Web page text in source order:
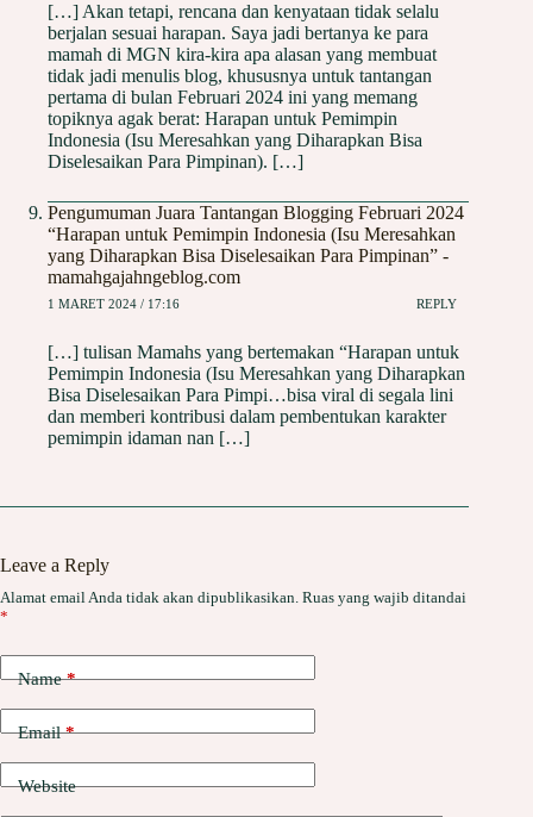
[…] Akan tetapi, rencana dan kenyataan tidak selalu
berjalan sesuai harapan. Saya jadi bertanya ke para
mamah di MGN kira-kira apa alasan yang membuat
tidak jadi menulis blog, khususnya untuk tantangan
pertama di bulan Februari 2024 ini yang memang
topiknya agak berat: Harapan untuk Pemimpin
Indonesia (Isu Meresahkan yang Diharapkan Bisa
Diselesaikan Para Pimpinan). […]
Pengumuman Juara Tantangan Blogging Februari 2024
“Harapan untuk Pemimpin Indonesia (Isu Meresahkan
yang Diharapkan Bisa Diselesaikan Para Pimpinan” -
mamahgajahngeblog.com
1 MARET 2024 / 17:16 REPLY
[…] tulisan Mamahs yang bertemakan “Harapan untuk
Pemimpin Indonesia (Isu Meresahkan yang Diharapkan
Bisa Diselesaikan Para Pimpi…bisa viral di segala lini
dan memberi kontribusi dalam pembentukan karakter
pemimpin idaman nan […]
Leave a Reply
Alamat email Anda tidak akan dipublikasikan. Ruas yang wajib ditandai
*
Name*
Email*
Website